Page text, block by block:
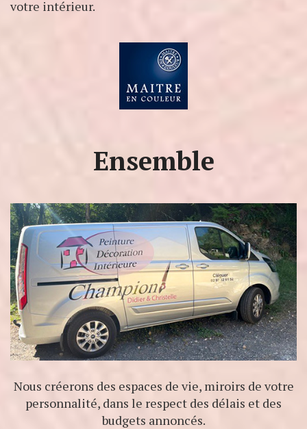
votre intérieur.
Ensemble
Nous créerons des espaces de vie, miroirs de votre
personnalité, dans le respect des délais et des
budgets annoncés.